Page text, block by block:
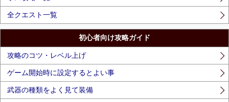
全クエスト一覧
初心者向け攻略ガイド
攻略のコツ・レベル上げ
ゲーム開始時に設定するとよい事
武器の種類をよく見て装備